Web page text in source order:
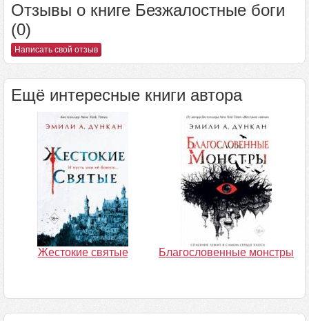
Отзывы о книге Безжалостные боги
(0)
Написать свой отзыв
Ещё интересные книги автора
Жестокие святые Благословенные монстры